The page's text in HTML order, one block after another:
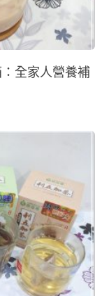
全家人營養補